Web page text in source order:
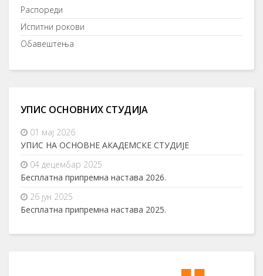
Распореди
Испитни рокови
Обавештења
УПИС ОСНОВНИХ СТУДИЈА
01 мај 2026
УПИС НА ОСНОВНЕ АКАДЕМСКЕ СТУДИЈЕ
04 децембар 2025
Бесплатна припремна настава 2026.
26 јун 2025
Бесплатна припремна настава 2025.